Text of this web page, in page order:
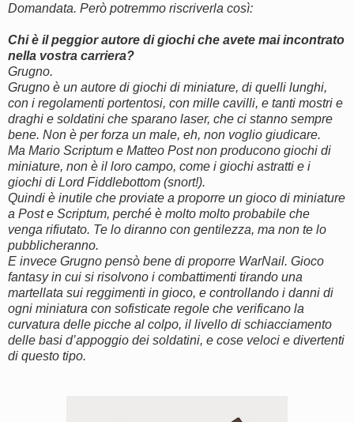
Domandata. Però potremmo riscriverla così:
Chi è il peggior autore di giochi che avete mai incontrato
nella vostra carriera?
Grugno.
Grugno è un autore di giochi di miniature, di quelli lunghi,
con i regolamenti portentosi, con mille cavilli, e tanti mostri e
draghi e soldatini che sparano laser, che ci stanno sempre
bene. Non è per forza un male, eh, non voglio giudicare.
Ma Mario Scriptum e Matteo Post non producono giochi di
miniature, non è il loro campo, come i giochi astratti e i
giochi di Lord Fiddlebottom (snort!).
Quindi è inutile che proviate a proporre un gioco di miniature
a Post e Scriptum, perché è molto molto probabile che
venga rifiutato. Te lo diranno con gentilezza, ma non te lo
pubblicheranno.
E invece Grugno pensò bene di proporre WarNail. Gioco
fantasy in cui si risolvono i combattimenti tirando una
martellata sui reggimenti in gioco, e controllando i danni di
ogni miniatura con sofisticate regole che verificano la
curvatura delle picche al colpo, il livello di schiacciamento
delle basi d’appoggio dei soldatini, e cose veloci e divertenti
di questo tipo.